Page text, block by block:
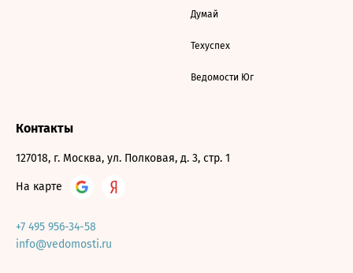
Думай
Техуспех
Ведомости Юг
Контакты
127018, г. Москва, ул. Полковая, д. 3, стр. 1
На карте
+7 495 956-34-58
info@vedomosti.ru